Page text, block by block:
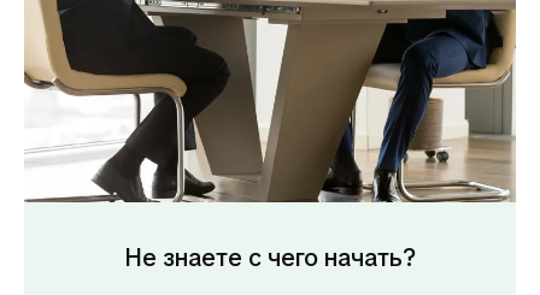
Не знаете с чего начать?